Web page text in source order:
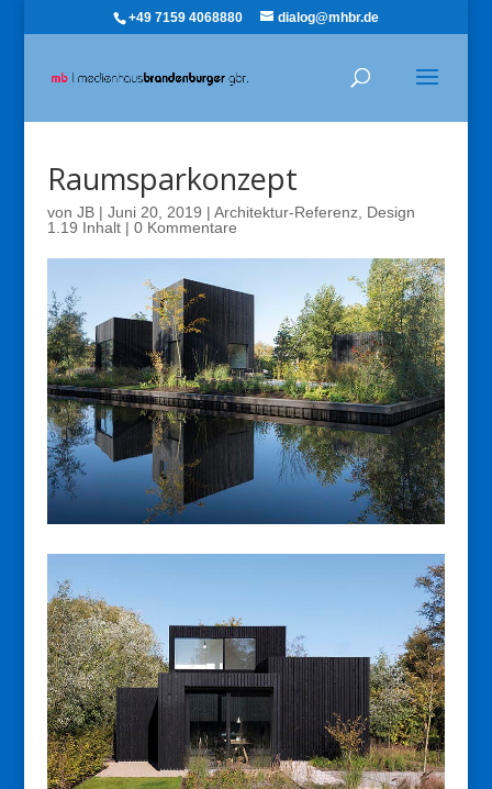
+49 7159 4068880 dialog@mhbr.de
Raumsparkonzept
von JB| Juni 20, 2019 | Architektur-Referenz, Design
1.19 Inhalt| 0 Kommentare